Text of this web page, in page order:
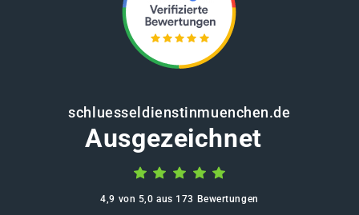
schluesseldienstinmuenchen.de
Ausgezeichnet
4,9 von 5,0 aus 173 Bewertungen